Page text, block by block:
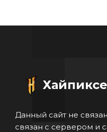
Данный сайт не
связан с сервером и